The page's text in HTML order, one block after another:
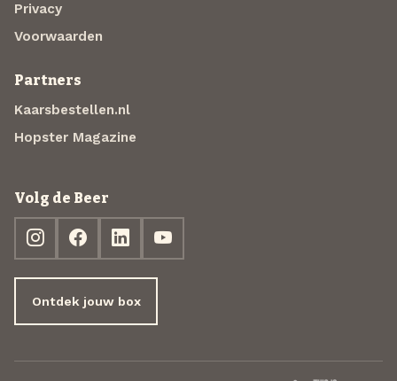
Privacy
Voorwaarden
Partners
Kaarsbestellen.nl
Hopster Magazine
Volg de Beer
Ontdek jouw box